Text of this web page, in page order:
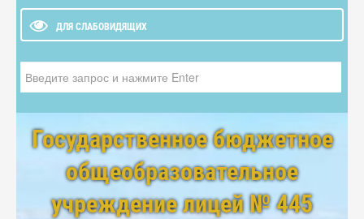
ДЛЯ СЛАБОВИДЯЩИХ
Государственное бюджетное
общеобразовательное
учреждение лицей № 445